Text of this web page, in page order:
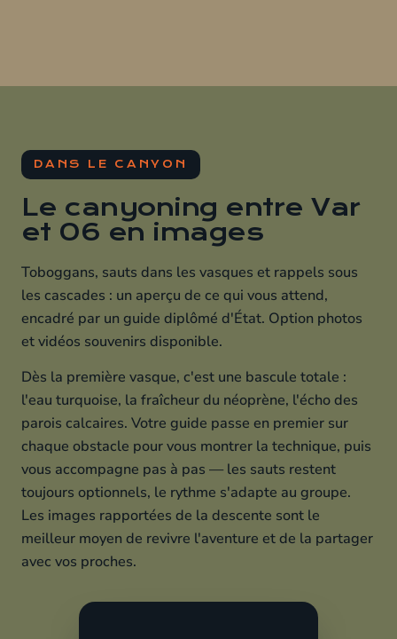
DANS LE CANYON
Le canyoning entre Var
et 06 en images
Toboggans, sauts dans les vasques et rappels sous
les cascades : un aperçu de ce qui vous attend,
encadré par un guide diplômé d'État. Option photos
et vidéos souvenirs disponible.
Dès la première vasque, c'est une bascule totale :
l'eau turquoise, la fraîcheur du néoprène, l'écho des
parois calcaires. Votre guide passe en premier sur
chaque obstacle pour vous montrer la technique, puis
vous accompagne pas à pas — les sauts restent
toujours optionnels, le rythme s'adapte au groupe.
Les images rapportées de la descente sont le
meilleur moyen de revivre l'aventure et de la partager
avec vos proches.